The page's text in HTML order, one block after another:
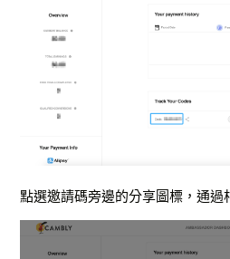
點選邀請碼旁邊的分享圖標，通過